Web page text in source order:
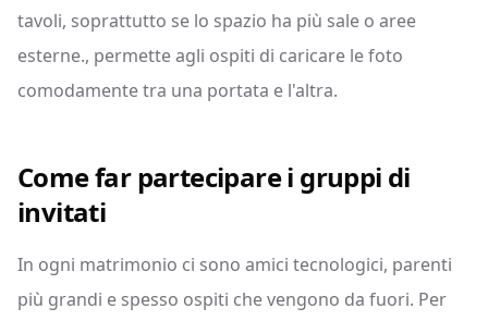
tavoli, soprattutto se lo spazio ha più sale o aree
esterne., permette agli ospiti di caricare le foto
comodamente tra una portata e l'altra.
Come far partecipare i gruppi di
invitati
In ogni matrimonio ci sono amici tecnologici, parenti
più grandi e spesso ospiti che vengono da fuori. Per